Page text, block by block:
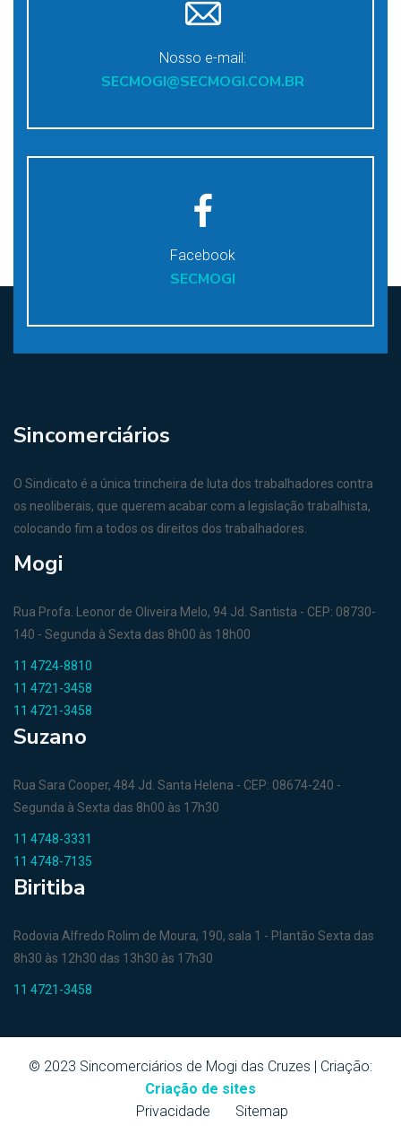
Nosso e-mail:
SECMOGI@SECMOGI.COM.BR
Facebook
SECMOGI
Sincomerciários
O Sindicato é a única trincheira de luta dos trabalhadores contra
os neoliberais, que querem acabar com a legislação trabalhista,
colocando fim a todos os direitos dos trabalhadores.
Mogi
Rua Profa. Leonor de Oliveira Melo, 94 Jd. Santista - CEP: 08730-
140 - Segunda à Sexta das 8h00 às 18h00
11 4724-8810
11 4721-3458
11 4721-3458
Suzano
Rua Sara Cooper, 484 Jd. Santa Helena - CEP: 08674-240 -
Segunda à Sexta das 8h00 às 17h30
11 4748-3331
11 4748-7135
Biritiba
Rodovia Alfredo Rolim de Moura, 190, sala 1 - Plantão Sexta das
8h30 às 12h30 das 13h30 às 17h30
11 4721-3458
© 2023 Sincomerciários de Mogi das Cruzes | Criação:
Criação de sites
Privacidade
Sitemap